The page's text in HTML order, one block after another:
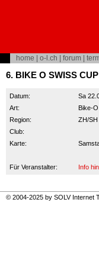
home o-l.ch forum
6. BIKE O SWISS
Datum:
Sa
Art:
Bike-O
Region:
ZH/SH
Club:
Karte:
Für Veranstalter: Info
© 2004-2025 by SOLV Internet